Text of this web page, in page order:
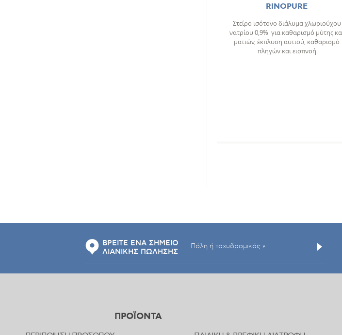
RINOPURE
Στείρο ισότονο διάλυμα χλωριούχου
νατρίου 0,9% για καθαρισμό μύτης
ματιών, έκπλυση αυτιού, καθαρισμό
πληγών και εισπνοή
ΒΡΕΙΤΕ ΕΝΑ ΣΗΜΕΙΟ
ΛΙΑΝΙΚΗΣ ΠΩΛΗΣΗΣ
ΠΡΟΪΟΝΤΑ